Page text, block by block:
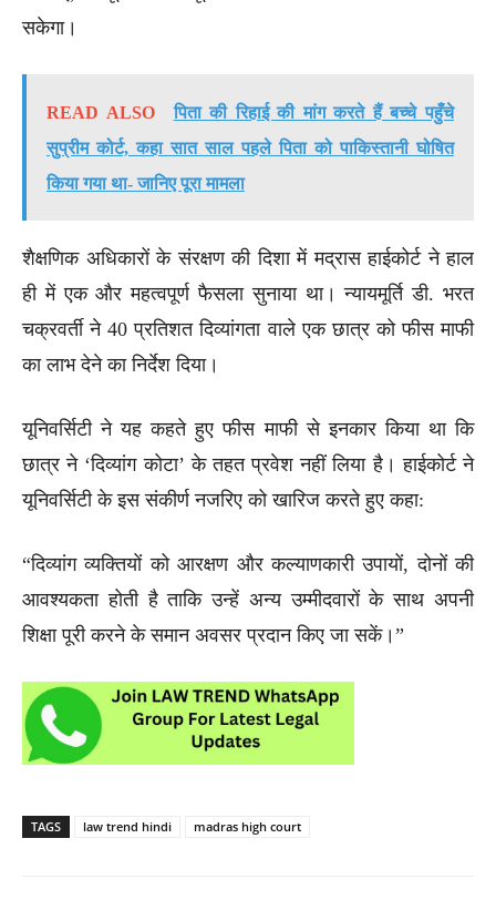
सकेगा।
READ ALSO
पिता की रिहाई की मांग करते हैं बच्चे पहुँचे
सुप्रीम कोर्ट, कहा सात साल पहले पिता को पाकिस्तानी घोषित
किया गया था- जानिए पूरा मामला
शैक्षणिक अधिकारों के संरक्षण की दिशा में मद्रास हाईकोर्ट ने हाल
ही में एक और महत्वपूर्ण फैसला सुनाया था। न्यायमूर्ति डी. भरत
चक्रवर्ती ने 40 प्रतिशत दिव्यांगता वाले एक छात्र को फीस माफी
का लाभ देने का निर्देश दिया।
यूनिवर्सिटी ने यह कहते हुए फीस माफी से इनकार किया था कि
छात्र ने ‘दिव्यांग कोटा’ के तहत प्रवेश नहीं लिया है। हाईकोर्ट ने
यूनिवर्सिटी के इस संकीर्ण नजरिए को खारिज करते हुए कहा:
“दिव्यांग व्यक्तियों को आरक्षण और कल्याणकारी उपायों, दोनों की
आवश्यकता होती है ताकि उन्हें अन्य उम्मीदवारों के साथ अपनी
शिक्षा पूरी करने के समान अवसर प्रदान किए जा सकें।”
TAGS law trend hindi madras high court